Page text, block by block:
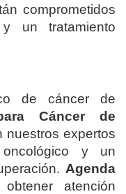
comprometidos
un tratamiento
de cáncer de
Cáncer de
nuestros expertos
y un
Agenda
atención